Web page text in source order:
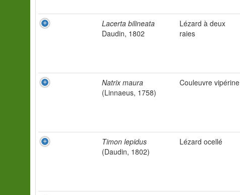
Lacerta bilineata
Daudin, 1802
Lézard à deux
raies
Natrix maura
(Linnaeus, 1758)
Couleuvre vipérine
Timon lepidus
(Daudin, 1802)
Lézard ocellé